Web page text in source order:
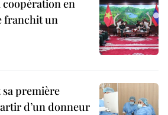
coopération en
franchit un
première
d’un donneur